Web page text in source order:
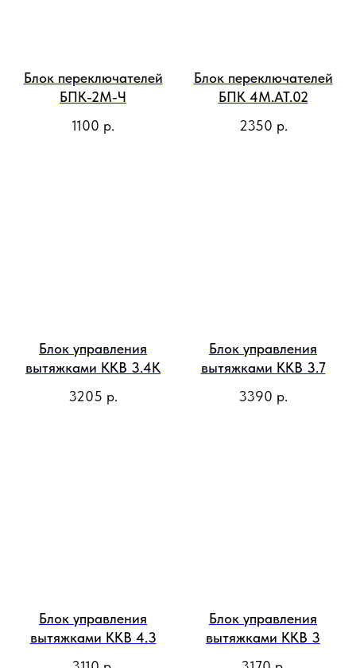
Блок переключателей
БПК-2М-Ч
1100 р.
Блок переключателей
БПК 4М.АТ.02
2350 р.
Блок управления
вытяжками ККВ 3.4К
3205 р.
Блок управления
вытяжками ККВ 3.7
3390 р.
Блок управления
вытяжками ККВ 4.3
Блок управления
вытяжками ККВ 3